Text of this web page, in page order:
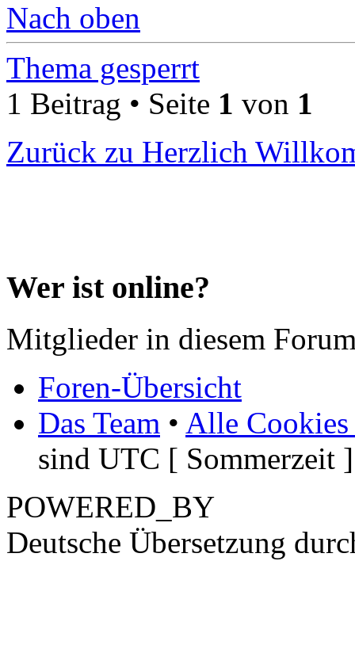
Nach oben
Thema gesperrt
1 Beitrag • Seite 1 von 1
Zurück zu Herzlich
Wer ist online?
Mitglieder in diesem
Foren-Übersicht
Das Team • Alle Cookies
sind UTC [ Sommerzeit ]
POWERED_BY
Deutsche Übersetzung